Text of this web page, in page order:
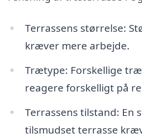
Terrassens størrelse:
kræver mere arbejde.
Trætype: Forskellige
reagere forskelligt på
Terrassens tilstand: En
tilsmudset terrasse